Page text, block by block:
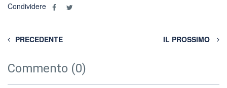
Condividere
PRECEDENTE IL PROSSIMO
Commento (0)